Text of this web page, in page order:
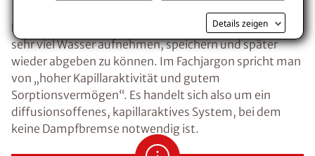
Details zeigen
Ein großer Vorteil dieser Dämmung ist die Fähigkeit
sehr viel Wasser aufnehmen, speichern und später
wieder abgeben zu können. Im Fachjargon spricht man
von „hoher Kapillaraktivität und gutem
Sorptionsvermögen“. Es handelt sich also um ein
diffusionsoffenes, kapillaraktives System, bei dem
keine Dampfbremse notwendig ist.
Voraussetzung für den Erhalt des kostenfreien
Ratgebers ist die Anmeldung zu unserem Newsletter.